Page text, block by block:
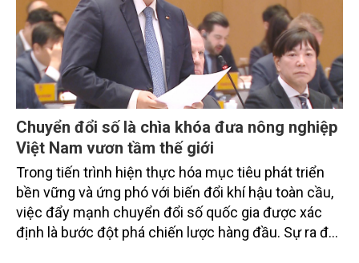
Chuyển đổi số là chìa khóa đưa nông nghiệp
Việt Nam vươn tầm thế giới
Trong tiến trình hiện thực hóa mục tiêu phát triển
bền vững và ứng phó với biến đổi khí hậu toàn cầu,
việc đẩy mạnh chuyển đổi số quốc gia được xác
định là bước đột phá chiến lược hàng đầu. Sự ra đời